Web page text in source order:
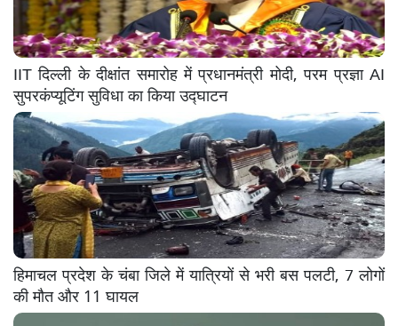
IIT दिल्ली के दीक्षांत समारोह में प्रधानमंत्री मोदी, परम प्रज्ञा AI
सुपरकंप्यूटिंग सुविधा का किया उद्घाटन
हिमाचल प्रदेश के चंबा जिले में यात्रियों से भरी बस पलटी, 7 लोगों
की मौत और 11 घायल